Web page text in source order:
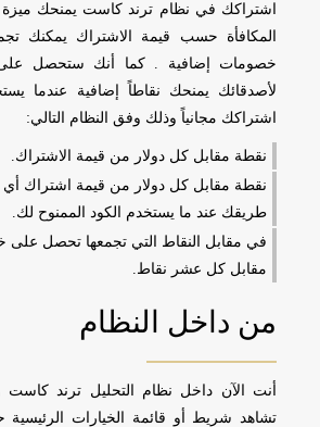
اشتراكك في نظام ترند كاست يمنحك
المكافأة حسب قيمة الاشتراك يمكنك
خصومات إضافية . كما أنك ستحصل
لأصدقائك يمنحك نقاطاً إضافية عندما
اشتراكك مجانياً وذلك وفق النظام التالي:
نقطة مقابل كل دولار من قيمة الاشتراك.
نقطة مقابل كل دولار من قيمة اشتراك
طريقك عند ما يستخدم الكود الممنوح لك.
في مقابل النقاط التي تجمعها تحصل على
مقابل كل عشر نقاط.
من داخل النظام
أنت الآن داخل نظام التحليل ترند
تشاهد شريط أو قائمة الخيارات